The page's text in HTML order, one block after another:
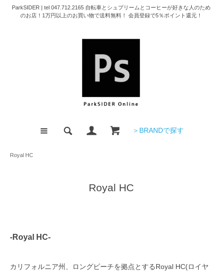
ParkSIDER | tel 047.712.2165 自転車とシュプリームとコーヒーが好きな人のため
のお店！1万円以上のお買い物で送料無料！ 会員登録で5％ポイント還元！
＞BRANDで探す
Royal HC
Royal HC
-Royal HC-
カリフォルニア州、ロングビーチを拠点とするRoyal HC(ロイヤ